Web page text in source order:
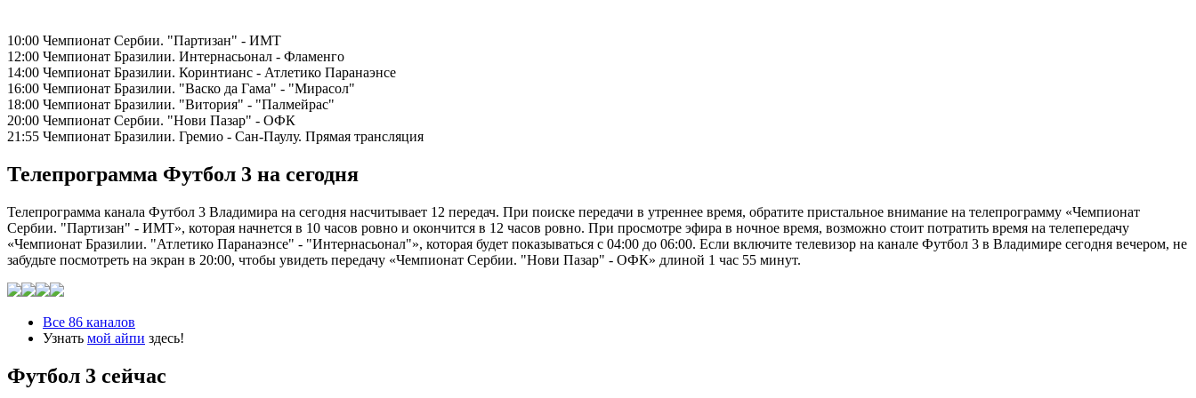
10:00 Чемпионат Сербии. "Партизан" - ИМТ
12:00 Чемпионат Бразилии. Интернасьонал - Фламенго
14:00 Чемпионат Бразилии. Коринтианс - Атлетико Паранаэнсе
16:00 Чемпионат Бразилии. "Васко да Гама" - "Мирасол"
18:00 Чемпионат Бразилии. "Витория" - "Палмейрас"
20:00 Чемпионат Сербии. "Нови Пазар" - ОФК
21:55 Чемпионат Бразилии. Гремио - Сан-Паулу. Прямая трансляция
Телепрограмма Футбол 3 на сегодня
Телепрограмма канала Футбол 3 Владимира на сегодня насчитывает 12 передач. При поиске передачи в утреннее время, обратите пристальное внимание на телепрограмму «Чемпионат
Сербии. "Партизан" - ИМТ», которая начнется в 10 часов ровно и окончится в 12 часов ровно. При просмотре эфира в ночное время, возможно стоит потратить время на телепередачу
«Чемпионат Бразилии. "Атлетико Паранаэнсе" - "Интернасьонал"», которая будет показываться с 04:00 до 06:00. Если включите телевизор на канале Футбол 3 в Владимире сегодня вечером, не
забудьте посмотреть на экран в 20:00, чтобы увидеть передачу «Чемпионат Сербии. "Нови Пазар" - ОФК» длиной 1 час 55 минут.
Все 86 каналов
Узнать мой айпи здесь!
Футбол 3 сейчас